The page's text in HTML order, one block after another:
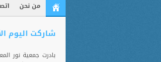
من نحن
شاركت اليوم الأحد 21/4/2013م جمعية نور المعرفة في إحياء فعاليات أسبوع التراث الفلسطيني "قرانا الفلسطينية حضارة وعمارة" الذي ينظمه مركز عمارة التراث "إيوان"
بادرت جمعية نور